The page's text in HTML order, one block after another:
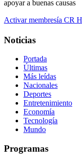
apoyar a buenas causas
Activar membresía CR
Noticias
Portada
Últimas
Más leídas
Nacionales
Deportes
Entretenimiento
Economía
Tecnología
Mundo
Programas